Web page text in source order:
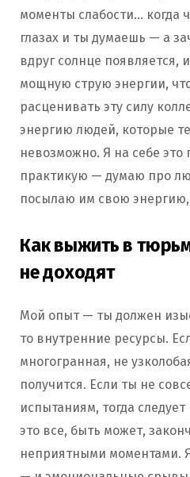
моменты слабости… когда
глазах и ты думаешь — а
вдруг солнце появляется,
мощную струю энергии,
расценивать эту силу
энергию людей, которые
невозможно. Я на себе это
практикую — думаю про
посылаю им свою энергию,
Как выжить в
не доходят
Мой опыт — ты должен
то внутренние ресурсы.
многогранная, не
получится. Если ты не
испытаниям, тогда
это все, быть может,
неприятными моментами.